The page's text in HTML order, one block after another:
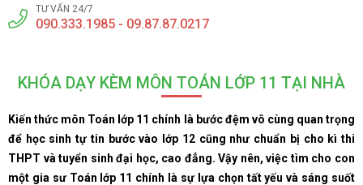
TƯ VẤN 24/7
090.333.1985 - 09.87.87.0217
KHÓA DẠY KÈM MÔN TOÁN LỚP 11 TẠI NHÀ
Kiến thức môn Toán lớp 11 chính là bước đệm vô cùng quan trọng
để học sinh tự tin bước vào lớp 12 cũng như chuẩn bị cho kì thi
THPT và tuyển sinh đại học, cao đẳng. Vậy nên, việc tìm cho con
một gia sư Toán lớp 11 chính là sự lựa chọn tất yếu và sáng suốt